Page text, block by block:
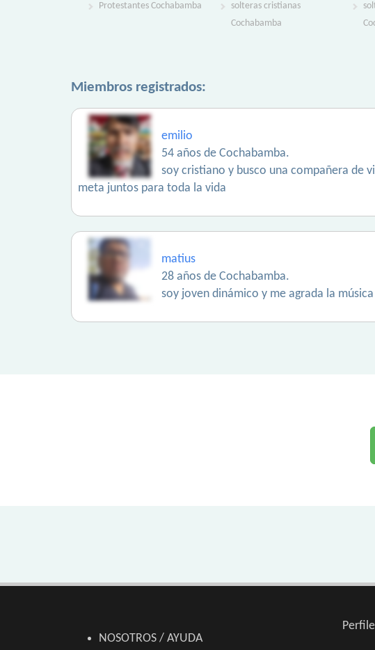
Protestantes Cochabamba
solteras cristianas
Cochabamba
Miembros registrados:
emilio
54 años de Cochabamba.
soy cristiano y busco una compañera de
meta juntos para toda la vida
matius
28 años de Cochabamba.
soy joven dinámico y me agrada la
NOSOTROS / AYUDA